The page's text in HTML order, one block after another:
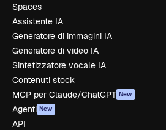
Spaces
Assistente IA
Generatore di immagini IA
Generatore di video IA
Sintetizzatore vocale IA
Contenuti stock
MCP per Claude/ChatGPT New
Agenti New
API